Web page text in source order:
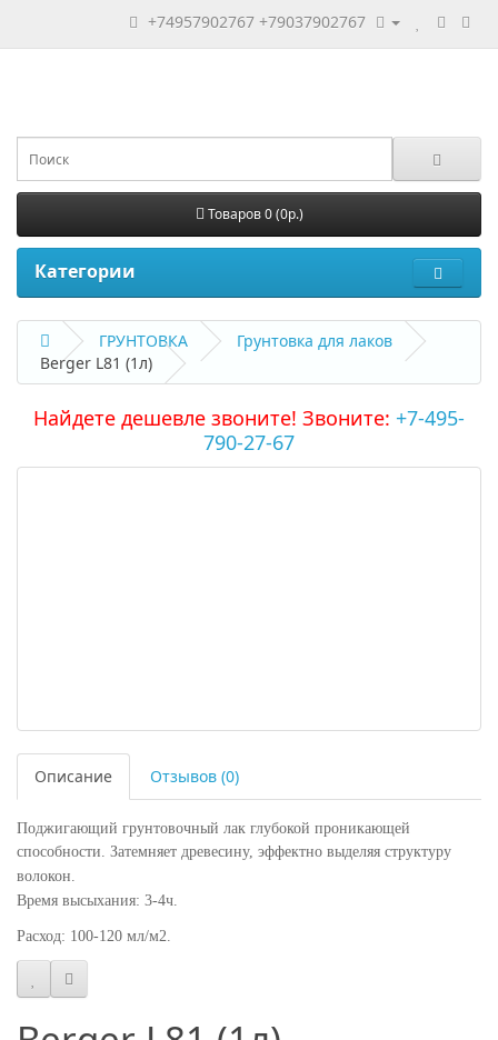
+74957902767 +79037902767
Товаров 0 (0р.)
Категории
ГРУНТОВКА
Грунтовка для лаков
Berger L81 (1л)
Найдете дешевле звоните! Звоните: +7-495-
790-27-67
Описание Отзывов (0)
Поджигающий грунтовочный лак глубокой проникающей
способности. Затемняет древесину, эффектно выделяя структуру
волокон.
Время высыхания: 3-4ч.
Расход: 100-120 мл/м2.